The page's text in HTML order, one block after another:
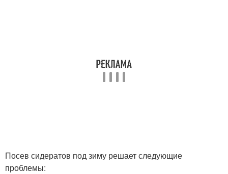
Посев сидератов под зиму решает следующие
проблемы: